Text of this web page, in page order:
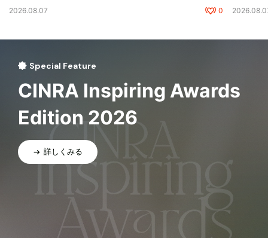
2026.08.07 0
Special Feature
CINRA Inspiring Awards
Edition 2026
詳しくみる